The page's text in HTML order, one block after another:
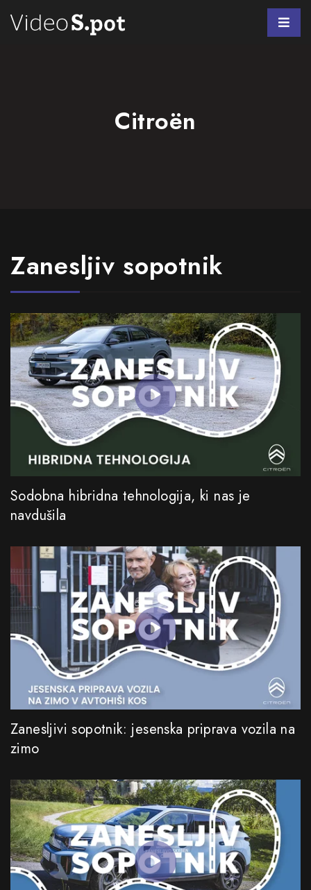
Citroën
Zanesljiv sopotnik
Sodobna hibridna tehnologija, ki nas je
navdušila
Zanesljivi sopotnik: jesenska priprava vozila na
zimo